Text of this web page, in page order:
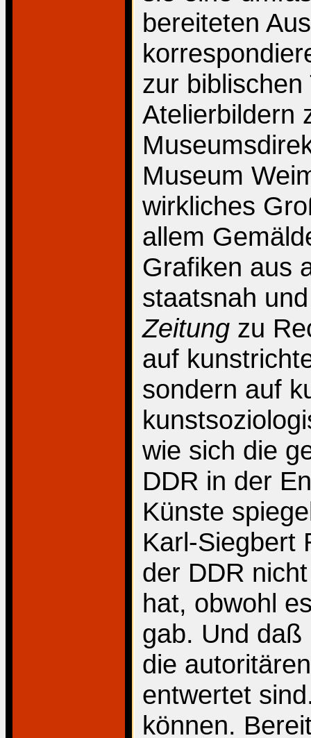
bereiteten
zur
Atelierbildern
Museum
wirkliches
allem
Grafiken aus
staatsnah
Zeitung zu
auf
sondern auf
wie sich die
DDR in der
Künste
Karl-Siegbert
der DDR
hat, obwohl
gab. Und
die
entwertet
können.